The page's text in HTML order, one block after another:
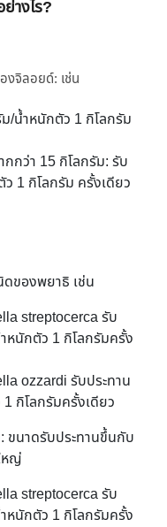
างไร?
งจิลอยด์: เช่น
/น้ำหนักตัว 1 กิโลกรัม
กว่า 15 กิโลกรัม: รับ
1 กิโลกรัม ครั้งเดียว
ของพยาธิ เช่น
streptocerca รับ
หนักตัว 1 กิโลกรัมครั้ง
ozzardi รับประทาน
กิโลกรัมครั้งเดียว
ขนาดรับประทานขึ้นกับ
หญ่
streptocerca รับ
หนักตัว 1 กิโลกรัมครั้ง